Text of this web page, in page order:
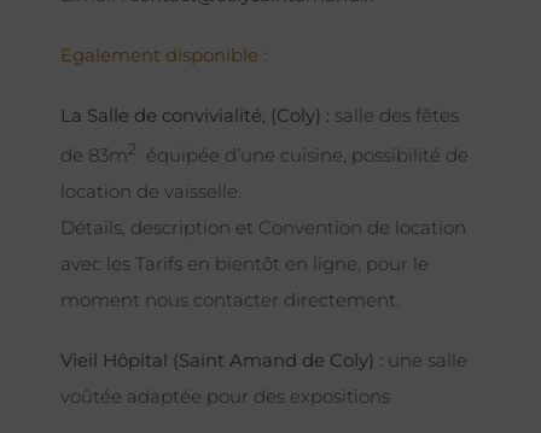
Egalement disponible :
La Salle de convivialité, (Coly) : salle des fêtes
de 83m2 équipée d’une cuisine, possibilité de
location de vaisselle.
Détails, description et Convention de location
avec les Tarifs en bientôt en ligne, pour le
moment nous contacter directement.
Vieil Hôpital (Saint Amand de Coly) : une salle
voûtée adaptée pour des expositions